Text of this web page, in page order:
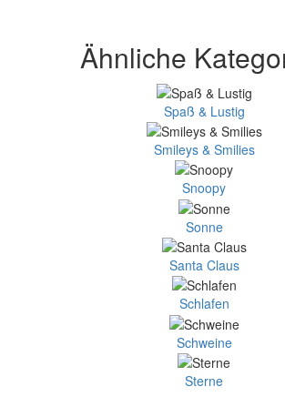
Ähnliche
Spaß & Lustig
Smileys & Smilies
Snoopy
Sonne
Santa Claus
Schlafen
Schweine
Sterne